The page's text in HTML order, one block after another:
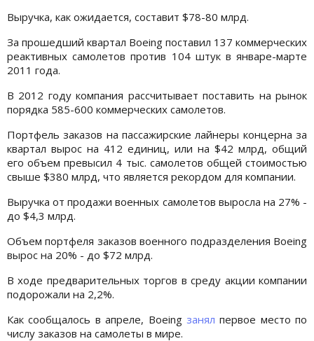
Выручка, как ожидается, составит $78-80 млрд.
За прошедший квартал Boeing поставил 137 коммерческих
реактивных самолетов против 104 штук в январе-марте
2011 года.
В 2012 году компания рассчитывает поставить на рынок
порядка 585-600 коммерческих самолетов.
Портфель заказов на пассажирские лайнеры концерна за
квартал вырос на 412 единиц, или на $42 млрд, общий
его объем превысил 4 тыс. самолетов общей стоимостью
свыше $380 млрд, что является рекордом для компании.
Выручка от продажи военных самолетов выросла на 27% -
до $4,3 млрд.
Объем портфеля заказов военного подразделения Boeing
вырос на 20% - до $72 млрд.
В ходе предварительных торгов в среду акции компании
подорожали на 2,2%.
Как сообщалось в апреле, Boeing занял первое место по
числу заказов на самолеты в мире.